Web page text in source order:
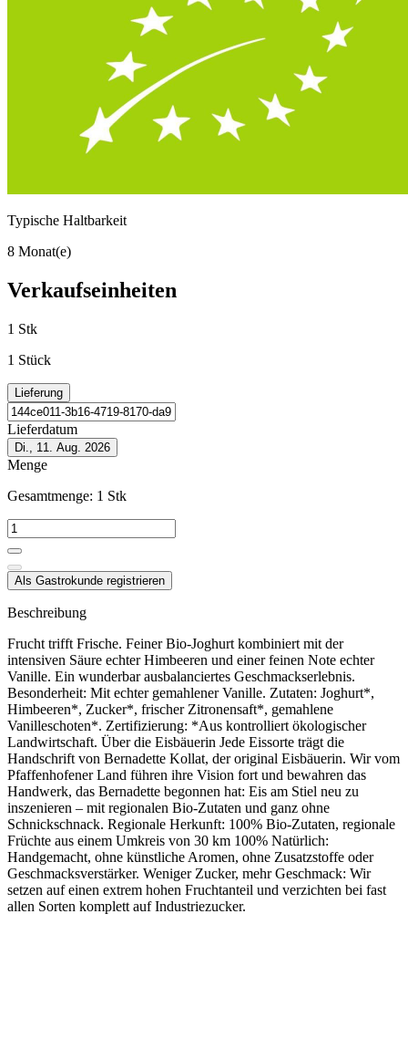
Typische Haltbarkeit
8 Monat(e)
Verkaufseinheiten
1 Stk
1 Stück
Lieferung
Lieferdatum
Di., 11. Aug. 2026
Menge
Gesamtmenge: 1 Stk
Als Gastrokunde registrieren
Beschreibung
Frucht trifft Frische. Feiner Bio-Joghurt kombiniert mit der
intensiven Säure echter Himbeeren und einer feinen Note echter
Vanille. Ein wunderbar ausbalanciertes Geschmackserlebnis.
Besonderheit: Mit echter gemahlener Vanille. Zutaten: Joghurt*,
Himbeeren*, Zucker*, frischer Zitronensaft*, gemahlene
Vanilleschoten*. Zertifizierung: *Aus kontrolliert ökologischer
Landwirtschaft. Über die Eisbäuerin Jede Eissorte trägt die
Handschrift von Bernadette Kollat, der original Eisbäuerin. Wir vom
Pfaffenhofener Land führen ihre Vision fort und bewahren das
Handwerk, das Bernadette begonnen hat: Eis am Stiel neu zu
inszenieren – mit regionalen Bio-Zutaten und ganz ohne
Schnickschnack. Regionale Herkunft: 100% Bio-Zutaten, regionale
Früchte aus einem Umkreis von 30 km 100% Natürlich:
Handgemacht, ohne künstliche Aromen, ohne Zusatzstoffe oder
Geschmacksverstärker. Weniger Zucker, mehr Geschmack: Wir
setzen auf einen extrem hohen Fruchtanteil und verzichten bei fast
allen Sorten komplett auf Industriezucker.